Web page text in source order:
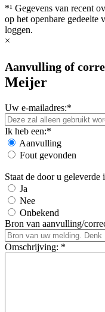
*¹ Gegevens van recent
op het openbare gedeelte
loggen.
×
Aanvulling of
Meijer
Uw e-mailadres:*
Ik heb een:*
Aanvulling
Fout gevonden
Staat de door u
Ja
Nee
Onbekend
Bron van aanvulling/
Omschrijving: *